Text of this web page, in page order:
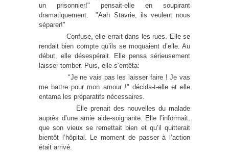
un prisonnier!" pensait-elle en soupirant
dramatiquement.
"Aah Stavrie, ils veulent nous
séparer!"
Confuse, elle errait dans les rues. Elle se
rendait bien compte qu’ils se moquaient d’elle. Au
début, elle désespérait. Elle pensa sérieusement
laisser tomber. Puis, elle s’entêta:
"Je ne vais pas les laisser faire ! Je vas
me battre pour mon amour !" décida-t-elle et elle
entama les préparatifs nécessaires.
Elle prenait des nouvelles du malade
auprès d’une amie aide-soignante. Elle l’informait,
que son vieux se remettait bien et qu’il quitterait
bientôt l’hôpital. Le moment de passer à l’action
était arrivé.